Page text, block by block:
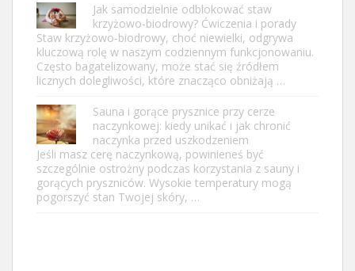
Jak samodzielnie odblokować staw
krzyżowo-biodrowy? Ćwiczenia i porady
Staw krzyżowo-biodrowy, choć niewielki, odgrywa
kluczową rolę w naszym codziennym funkcjonowaniu.
Często bagatelizowany, może stać się źródłem
licznych dolegliwości, które znacząco obniżają …
Sauna i gorące prysznice przy cerze
naczynkowej: kiedy unikać i jak chronić
naczynka przed uszkodzeniem
Jeśli masz cerę naczynkową, powinieneś być
szczególnie ostrożny podczas korzystania z sauny i
gorących pryszniców. Wysokie temperatury mogą
pogorszyć stan Twojej skóry, …